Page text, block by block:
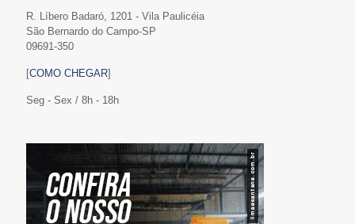
R. Líbero Badaró, 1201 - Vila Paulicéia
São Bernardo do Campo-SP
09691-350
[COMO CHEGAR]
Seg - Sex / 8h - 18h